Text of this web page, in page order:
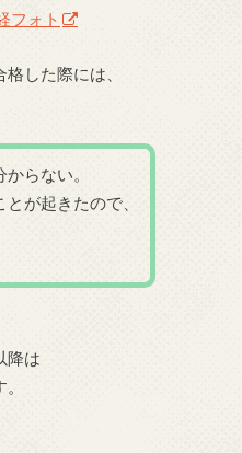
フォト
した際には、
らない。
が起きたので、
降は